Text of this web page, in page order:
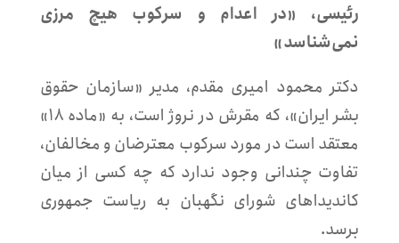
رئیسی، «در اعدام و سرکوب هیچ مرزی
نمی‌شناسد»
دکتر محمود امیری مقدم، مدیر «سازمان حقوق
بشر ایران»، که مقرش در نروژ است، به «ماده ۱۸»
معتقد است در مورد سرکوب معترضان و مخالفان،
تفاوت چندانی وجود ندارد که چه کسی از میان
کاندیداهای شورای نگهبان به ریاست جمهوری
برسد.